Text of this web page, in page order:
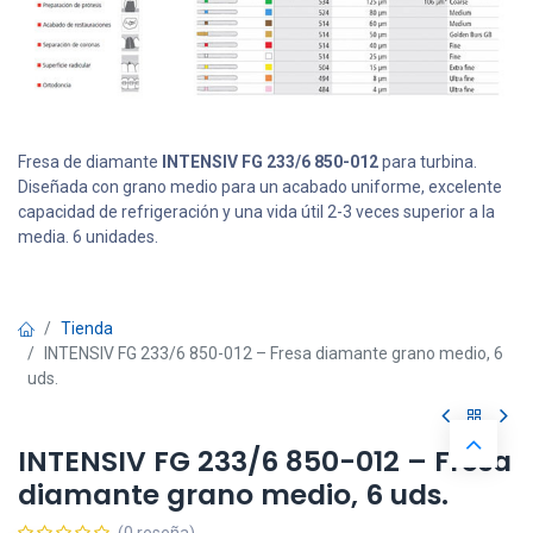
Fresa de diamante INTENSIV FG 233/6 850-012para turbina.
Diseñada con grano medio para un acabado uniforme, excelente
capacidad de refrigeración y una vida útil 2-3 veces superior a la
media. 6 unidades.
Tienda
INTENSIV FG 233/6 850-012 – Fresa diamante grano medio, 6
uds.
INTENSIV FG 233/6 850-012 – Fresa
diamante grano medio, 6 uds.